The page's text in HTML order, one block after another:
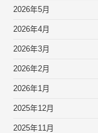
2026年5月
2026年4月
2026年3月
2026年2月
2026年1月
2025年12月
2025年11月